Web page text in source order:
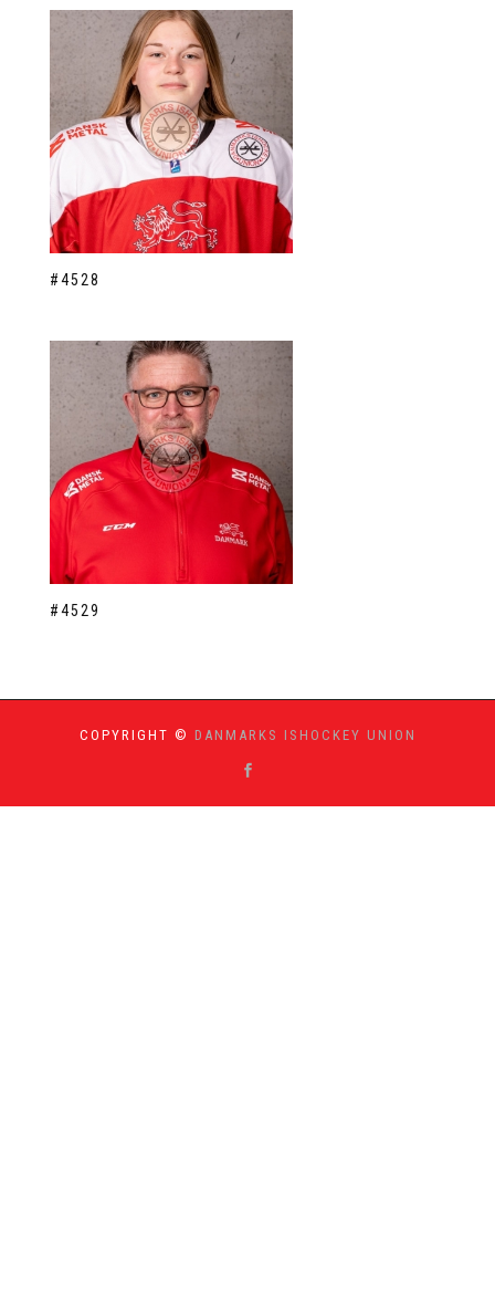
#4528
#4529
COPYRIGHT © DANMARKS ISHOCKEY UNION